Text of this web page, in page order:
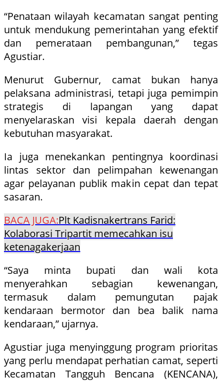
“Penataan wilayah kecamatan sangat penting
untuk mendukung pemerintahan yang efektif
dan pemerataan pembangunan,” tegas
Agustiar.
Menurut Gubernur, camat bukan hanya
pelaksana administrasi, tetapi juga pemimpin
strategis di lapangan yang dapat
menyelaraskan visi kepala daerah dengan
kebutuhan masyarakat.
Ia juga menekankan pentingnya koordinasi
lintas sektor dan pelimpahan kewenangan
agar pelayanan publik makin cepat dan tepat
sasaran.
BACA JUGA:Plt Kadisnakertrans Farid:
Kolaborasi Tripartit memecahkan isu
ketenagakerjaan
“Saya minta bupati dan wali kota
menyerahkan sebagian kewenangan,
termasuk dalam pemungutan pajak
kendaraan bermotor dan bea balik nama
kendaraan,” ujarnya.
Agustiar juga menyinggung program prioritas
yang perlu mendapat perhatian camat, seperti
Kecamatan Tangguh Bencana (KENCANA),